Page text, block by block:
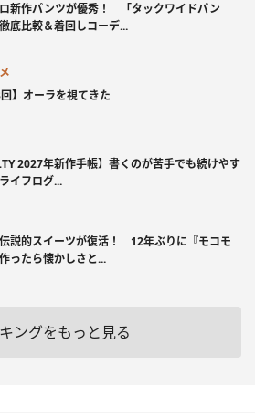
新作パンツが優秀！ 「タックワイドパン
底比較＆着回しコーデ...
回】オーラを視てきた
2027年新作手帳】書くのが苦手でも続けやす
イフログ...
説的スイーツが復活！ 12年ぶりに『モコモ
ったら懐かしさと...
ングをもっと見る